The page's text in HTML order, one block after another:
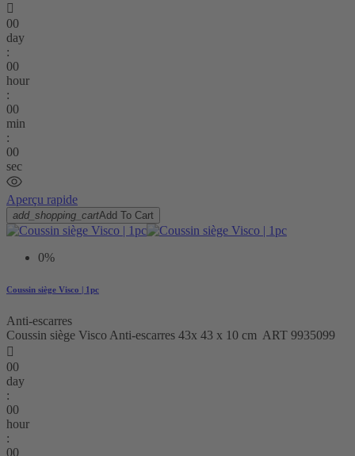

00
day
:
00
hour
:
00
min
:
00
sec
Aperçu rapide
add_shopping_cartAdd To Cart
0%
Coussin siège Visco | 1pc
Anti-escarres
Coussin siège Visco Anti-escarres 43x 43 x 10 cm ART 9935099

00
day
:
00
hour
:
00